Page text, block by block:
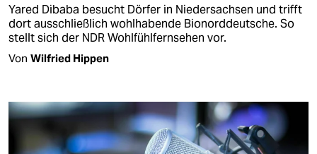
Yared Dibaba besucht Dörfer in Niedersachsen und trifft
dort ausschließlich wohlhabende Bionorddeutsche. So
stellt sich der NDR Wohlfühlfernsehen vor.
Von Wilfried Hippen